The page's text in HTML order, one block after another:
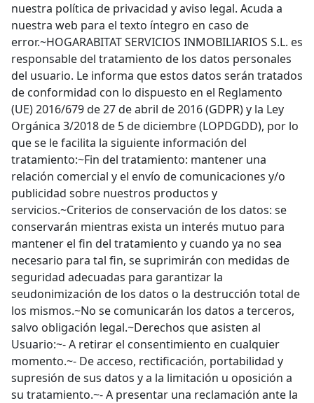
nuestra política de privacidad y aviso legal. Acuda a
nuestra web para el texto íntegro en caso de
error.~HOGARABITAT SERVICIOS INMOBILIARIOS S.L. es
responsable del tratamiento de los datos personales
del usuario. Le informa que estos datos serán tratados
de conformidad con lo dispuesto en el Reglamento
(UE) 2016/679 de 27 de abril de 2016 (GDPR) y la Ley
Orgánica 3/2018 de 5 de diciembre (LOPDGDD), por lo
que se le facilita la siguiente información del
tratamiento:~Fin del tratamiento: mantener una
relación comercial y el envío de comunicaciones y/o
publicidad sobre nuestros productos y
servicios.~Criterios de conservación de los datos: se
conservarán mientras exista un interés mutuo para
mantener el fin del tratamiento y cuando ya no sea
necesario para tal fin, se suprimirán con medidas de
seguridad adecuadas para garantizar la
seudonimización de los datos o la destrucción total de
los mismos.~No se comunicarán los datos a terceros,
salvo obligación legal.~Derechos que asisten al
Usuario:~- A retirar el consentimiento en cualquier
momento.~- De acceso, rectificación, portabilidad y
supresión de sus datos y a la limitación u oposición a
su tratamiento.~- A presentar una reclamación ante la